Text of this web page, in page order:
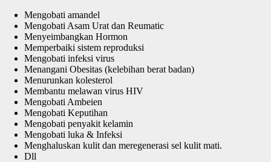
Mengobati amandel
Mengobati Asam Urat dan Reumatic
Menyeimbangkan Hormon
Memperbaiki sistem reproduksi
Mengobati infeksi virus
Menangani Obesitas (kelebihan berat badan)
Menurunkan kolesterol
Membantu melawan virus HIV
Mengobati Ambeien
Mengobati Keputihan
Mengobati penyakit kelamin
Mengobati luka & Infeksi
Menghaluskan kulit dan meregenerasi sel kulit mati.
Dll